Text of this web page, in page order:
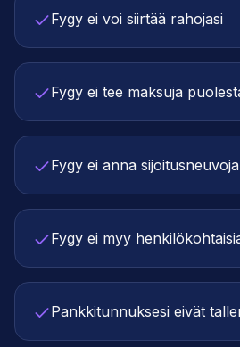
Fygy ei voi siirtää rahojasi
Fygy ei tee maksuja
Fygy ei anna sijoitusneuvoja
Fygy ei myy
Pankkitunnuksesi eivät